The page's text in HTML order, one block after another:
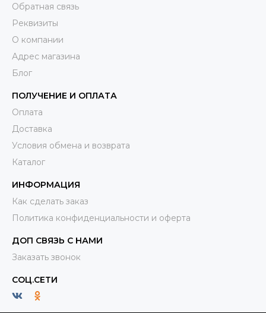
Обратная связь
Реквизиты
О компании
Адрес магазина
Блог
ПОЛУЧЕНИЕ И ОПЛАТА
Оплата
Доставка
Условия обмена и возврата
Каталог
ИНФОРМАЦИЯ
Как сделать заказ
Политика конфиденциальности и оферта
ДОП СВЯЗЬ С НАМИ
Заказать звонок
СОЦ.СЕТИ